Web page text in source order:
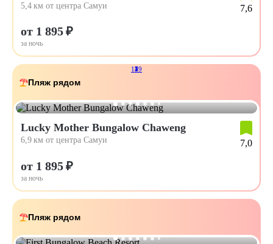
5,4 км от центра Самуи 7,6
от 1 895 ₽
за ночь
Пляж рядом
Lucky Mother Bungalow Chaweng
6,9 км от центра Самуи 7,0
от 1 895 ₽
за ночь
Пляж рядом
1
2
4
5
179